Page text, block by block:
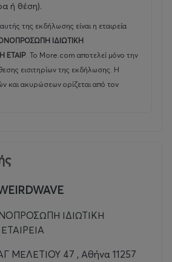
ή θέση).
της εκδήλωσης είναι η εταιρεία
ΙΔΙΩΤΙΚΗ
ΕΤΑΙΡ. Το More.com αποτελεί μόνο την
εισιτηρίων της εκδήλωσης. Η
και ακυρώσεων ορίζεται από τον
ΙΔΙΩΤΙΚΗ
ΜΕΛΕΤΙΟΥ 47 , Αθήνα 11257